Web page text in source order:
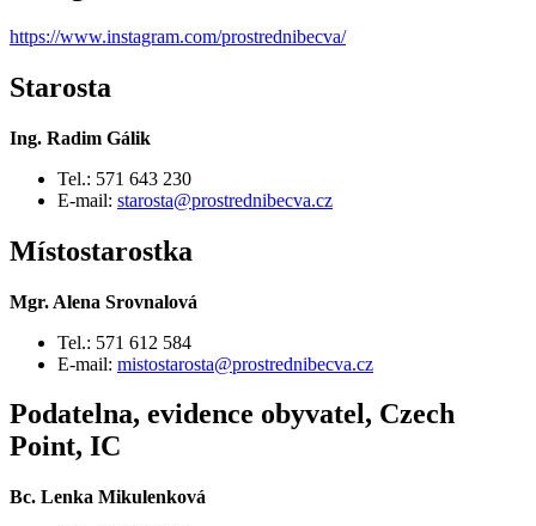
https://www.instagram.com/prostrednibecva/
Starosta
Ing. Radim Gálik
Tel.: 571 643 230
E-mail: starosta@prostrednibecva.cz
Místostarostka
Mgr. Alena Srovnalová
Tel.: 571 612 584
E-mail: mistostarosta@prostrednibecva.cz
Podatelna, evidence obyvatel, Czech
Point, IC
Bc. Lenka Mikulenková